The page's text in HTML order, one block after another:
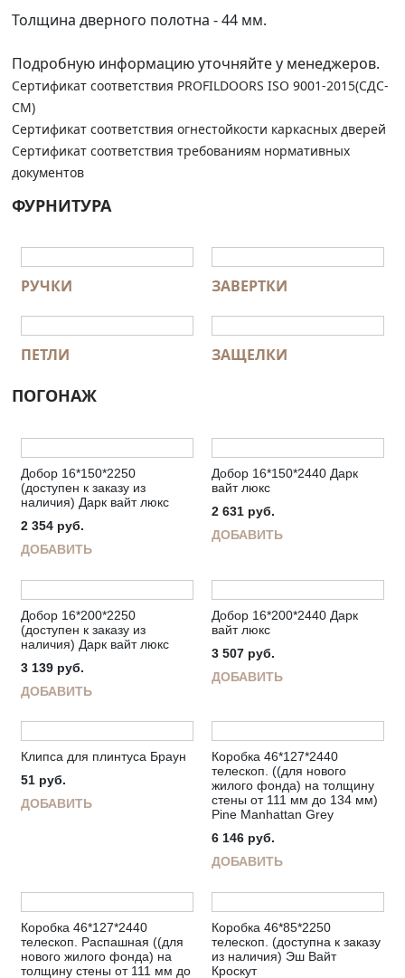
Толщина дверного полотна - 44 мм.
Подробную информацию уточняйте у менеджеров.
Сертификат соответствия PROFILDOORS ISO 9001-2015(СДС-
СМ)
Сертификат соответствия огнестойкости каркасных дверей
Сертификат соответствия требованиям нормативных
документов
ФУРНИТУРА
РУЧКИ ЗАВЕРТКИ
ПЕТЛИ ЗАЩЕЛКИ
ПОГОНАЖ
Добор 16*150*2250
(доступен к заказу из
наличия) Дарк вайт люкс
2 354 руб.
ДОБАВИТЬ
Добор 16*150*2440 Дарк
вайт люкс
2 631 руб.
ДОБАВИТЬ
Добор 16*200*2250
(доступен к заказу из
наличия) Дарк вайт люкс
3 139 руб.
ДОБАВИТЬ
Добор 16*200*2440 Дарк
вайт люкс
3 507 руб.
ДОБАВИТЬ
Клипса для плинтуса Браун
51 руб.
ДОБАВИТЬ
Коробка 46*127*2440
телескоп. ((для нового
жилого фонда) на толщину
стены от 111 мм до 134 мм)
Pine Manhattan Grey
6 146 руб.
ДОБАВИТЬ
Коробка 46*127*2440
телескоп. Распашная ((для
нового жилого фонда) на
толщину стены от 111 мм до
Коробка 46*85*2250
телескоп. (доступна к заказу
из наличия) Эш Вайт
Кроскут